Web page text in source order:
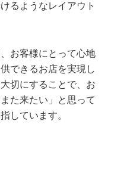
るようなレイアウト
お客様にとって心地
できるお店を実現し
切にすることで、お
た来たい」と思って
しています。